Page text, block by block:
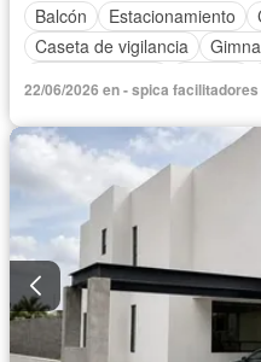
Balcón
Estacionamiento
Caseta de vigilancia
22/06/2026 en - spica